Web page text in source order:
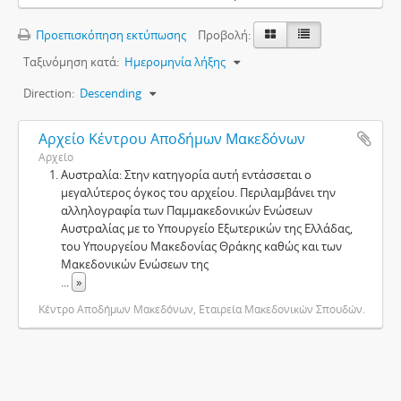
Προεπισκόπηση εκτύπωσης
Προβολή:
Ταξινόμηση κατά: Ημερομηνία λήξης
Direction: Descending
Αρχείο Κέντρου Αποδήμων Μακεδόνων
Αρχείο
Αυστραλία: Στην κατηγορία αυτή εντάσσεται ο
μεγαλύτερος όγκος του αρχείου. Περιλαμβάνει την
αλληλογραφία των Παμμακεδονικών Ενώσεων
Αυστραλίας με το Υπουργείο Εξωτερικών της Ελλάδας,
του Υπουργείου Μακεδονίας Θράκης καθώς και των
Μακεδονικών Ενώσεων της
... »
Κέντρο Αποδήμων Μακεδόνων, Εταιρεία Μακεδονικών Σπουδών.